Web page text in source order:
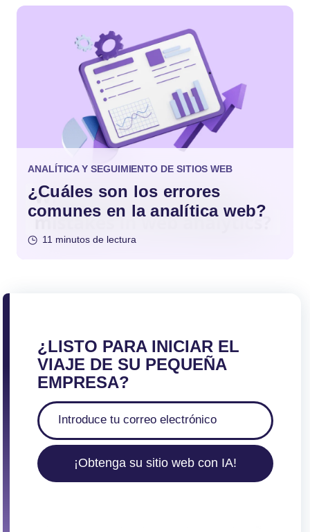
ANALÍTICA Y SEGUIMIENTO DE SITIOS WEB
¿Cuáles son los errores
comunes en la analítica web?
11 minutos de lectura
¿LISTO PARA INICIAR EL
VIAJE DE SU PEQUEÑA
EMPRESA?
¡Obtenga su sitio web con IA!